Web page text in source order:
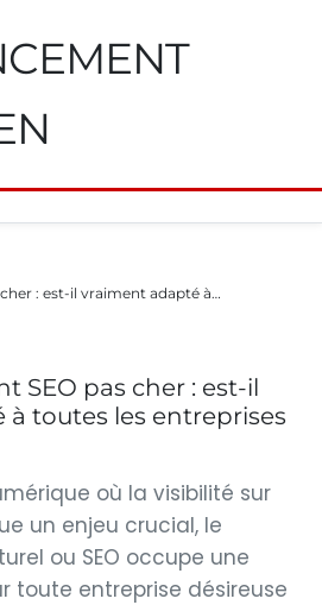
: est-il vraiment adapté à…
SEO pas cher : est-il
toutes les entreprises
où la visibilité sur
un enjeu crucial, le
ou SEO occupe une
toute entreprise désireuse